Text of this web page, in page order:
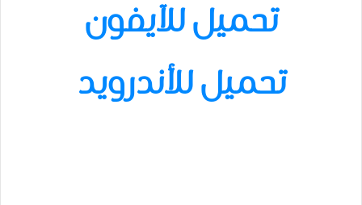
تحميل للآيفون
تحميل للأندرويد